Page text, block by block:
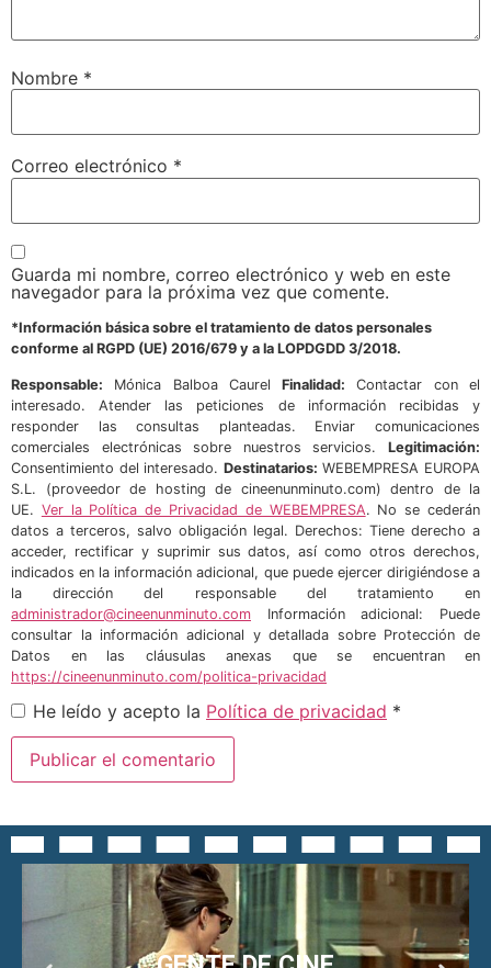
Nombre *
Correo electrónico *
Guarda mi nombre, correo electrónico y web en este
navegador para la próxima vez que comente.
*Información básica sobre el tratamiento de datos personales
conforme al RGPD (UE) 2016/679 y a la LOPDGDD 3/2018.
Responsable: Mónica Balboa CaurelFinalidad: Contactar con el
interesado. Atender las peticiones de información recibidas y
responder las consultas planteadas. Enviar comunicaciones
comerciales electrónicas sobre nuestros servicios. Legitimación:
Consentimiento del interesado. Destinatarios: WEBEMPRESA EUROPA
S.L. (proveedor de hosting de cineenunminuto.com) dentro de la
UE. Ver la Política de Privacidad de WEBEMPRESA. No se cederán
datos a terceros, salvo obligación legal. Derechos: Tiene derecho a
acceder, rectificar y suprimir sus datos, así como otros derechos,
indicados en la información adicional, que puede ejercer dirigiéndose a
la dirección del responsable del tratamiento en
administrador@cineenunminuto.com Información adicional: Puede
consultar la información adicional y detallada sobre Protección de
Datos en las cláusulas anexas que se encuentran en
https://cineenunminuto.com/politica-privacidad
He leído y acepto la Política de privacidad *